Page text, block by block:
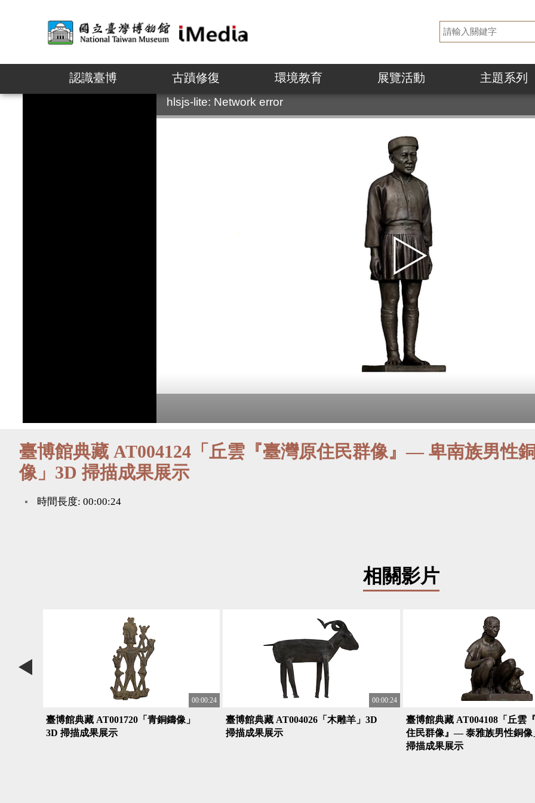
認識臺博 古蹟修復 環境教育 展覽活動 主題系列
:::
hlsjs-lite: Network error
臺博館典藏 AT004124「丘雲『臺灣原住民群像』— 卑南族男性
像」3D 掃描成果展示
時間長度: 00:00:24
相關影片
00:00:24
臺博館典藏 AT001720「青銅鑄像」
3D 掃描成果展示
00:00:24
臺博館典藏 AT004026「木雕羊」3D
掃描成果展示
臺博館典藏 AT004108「丘雲
住民群像』— 泰雅族男性銅像
掃描成果展示